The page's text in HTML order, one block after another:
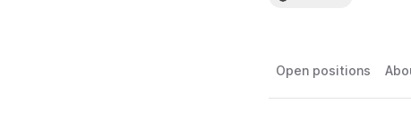
Open positions